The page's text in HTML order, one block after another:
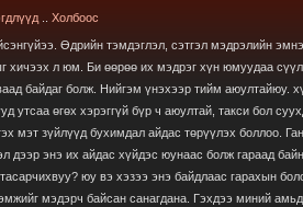
Холбоос
Өдрийн тэмдэглэл, сэтгэл мэдрэлийн
хичээх л юм. Би өөрөө их мэдрэг хүн юмуудаа
байдаг болж. Нийгэм үнэхээр тийм аюултайюу.
утсаа өгөх хэрэггүй бүр ч аюултай, такси бол
мэт зүйлүүд бухимдал айдас төрүүлэх боллоо.
дээр энэ их айдас хүйдэс юунаас болж гараад
юу вэ хэзээ энэ байдлаас гарахын
мэдэрч байсан санагдана. Гэхдээ миний